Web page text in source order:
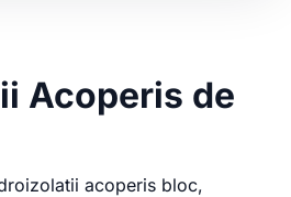
Acoperis de
acoperis bloc,